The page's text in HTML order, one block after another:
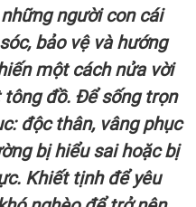
người con cái
bảo vệ và hướng
một cách nửa vời
đồ. Để sống trọn
độc thân, vâng phục
bị hiểu sai hoặc bị
Khiết tịnh để yêu